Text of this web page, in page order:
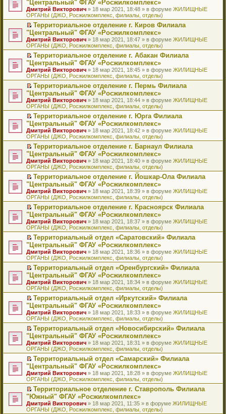
и
ю
щ
е
н
и
ю
у
с
о
о
б
щ
е
н
и
ю
н
н
о
м
с
о
о
б
щ
е
н
и
ю
и
т
а
н
н
о
м
у
с
о
о
б
щ
е
н
и
ю
е
п
р
о
ч
и
т
а
н
н
о
м
у
с
о
о
б
щ
е
н
и
ю
в
о
м
у
н
е
п
р
о
ч
и
т
а
н
н
о
м
у
с
о
о
б
щ
е
н
и
ю
и
к
п
е
р
в
о
м
у
н
е
п
р
о
ч
и
т
а
н
н
о
м
у
с
о
о
б
щ
е
н
и
ю
е
р
е
й
т
и
к
п
е
р
в
о
м
у
н
е
п
р
о
ч
и
т
а
н
н
о
м
у
с
о
о
б
щ
е
н
и
ю
"Центральный" ФГАУ «Росжилкомплекс»
Дмитрий Викторович » 18 мар 2021, 18:48 » в форуме ЖИЛИЩНЫЕ
ОРГАНЫ (ДЖО, Росжилкомплекс, филиалы, отделы)
П
е
р
е
й
т
и
к
п
е
р
в
о
м
у
н
е
п
р
о
ч
и
т
а
н
н
о
м
у
с
о
о
б
щ
е
н
и
ю
Территориальное отделение г. Киров Филиала
"Центральный" ФГАУ «Росжилкомплекс»
Дмитрий Викторович » 18 мар 2021, 18:47 » в форуме ЖИЛИЩНЫЕ
ОРГАНЫ (ДЖО, Росжилкомплекс, филиалы, отделы)
П
е
р
е
й
т
и
к
п
е
р
в
о
м
у
н
е
п
р
о
ч
и
т
а
н
н
о
м
у
с
о
о
б
щ
е
н
и
ю
Территориальное отделение г. Абакан Филиала
"Центральный" ФГАУ «Росжилкомплекс»
Дмитрий Викторович » 18 мар 2021, 18:45 » в форуме ЖИЛИЩНЫЕ
ОРГАНЫ (ДЖО, Росжилкомплекс, филиалы, отделы)
П
е
р
е
й
т
и
к
п
е
р
в
о
м
у
н
е
п
р
о
ч
и
т
а
н
н
о
м
у
с
о
о
б
щ
е
н
и
ю
Территориальное отделение г. Пермь Филиала
"Центральный" ФГАУ «Росжилкомплекс»
Дмитрий Викторович » 18 мар 2021, 18:44 » в форуме ЖИЛИЩНЫЕ
ОРГАНЫ (ДЖО, Росжилкомплекс, филиалы, отделы)
П
е
р
е
й
т
и
к
п
е
р
в
о
м
у
н
е
п
р
о
ч
и
т
а
н
н
о
м
у
с
о
о
б
щ
е
н
и
ю
Территориальное отделение г. Юрга Филиала
"Центральный" ФГАУ «Росжилкомплекс»
Дмитрий Викторович » 18 мар 2021, 18:42 » в форуме ЖИЛИЩНЫЕ
ОРГАНЫ (ДЖО, Росжилкомплекс, филиалы, отделы)
П
е
р
е
й
т
и
к
п
е
р
в
о
м
у
н
е
п
р
о
ч
и
т
а
н
н
о
м
у
с
о
о
б
щ
е
н
и
ю
Территориальное отделение г. Барнаул Филиала
"Центральный" ФГАУ «Росжилкомплекс»
Дмитрий Викторович » 18 мар 2021, 18:40 » в форуме ЖИЛИЩНЫЕ
ОРГАНЫ (ДЖО, Росжилкомплекс, филиалы, отделы)
П
е
р
е
й
т
и
к
п
е
р
в
о
м
у
н
е
п
р
о
ч
и
т
а
н
н
о
м
у
с
о
о
б
щ
е
н
и
ю
Территориальное отделение г. Йошкар-Ола Филиала
"Центральный" ФГАУ «Росжилкомплекс»
Дмитрий Викторович » 18 мар 2021, 18:39 » в форуме ЖИЛИЩНЫЕ
ОРГАНЫ (ДЖО, Росжилкомплекс, филиалы, отделы)
П
е
р
е
й
т
и
к
п
е
р
в
о
м
у
н
е
п
р
о
ч
и
т
а
н
н
о
м
у
с
о
о
б
щ
Территориальное отделение г. Красноярск Филиала
"Центральный" ФГАУ «Росжилкомплекс»
Дмитрий Викторович » 18 мар 2021, 18:37 » в форуме ЖИЛИЩНЫЕ
ОРГАНЫ (ДЖО, Росжилкомплекс, филиалы, отделы)
П
е
р
е
й
т
и
к
п
е
р
в
о
м
у
н
е
п
р
о
ч
и
т
а
н
н
о
м
у
Территориальный отдел «Саратовский» Филиала
"Центральный" ФГАУ «Росжилкомплекс»
Дмитрий Викторович » 18 мар 2021, 18:36 » в форуме ЖИЛИЩНЫЕ
ОРГАНЫ (ДЖО, Росжилкомплекс, филиалы, отделы)
П
е
р
е
й
т
и
к
п
е
р
в
о
м
у
н
е
п
р
о
ч
и
т
а
Территориальный отдел «Оренбургский» Филиала
"Центральный" ФГАУ «Росжилкомплекс»
Дмитрий Викторович » 18 мар 2021, 18:34 » в форуме ЖИЛИЩНЫЕ
ОРГАНЫ (ДЖО, Росжилкомплекс, филиалы, отделы)
П
е
р
е
й
т
и
к
п
е
р
в
о
м
у
н
е
п
р
Территориальный отдел «Иркутский» Филиала
"Центральный" ФГАУ «Росжилкомплекс»
Дмитрий Викторович » 18 мар 2021, 18:33 » в форуме ЖИЛИЩНЫЕ
ОРГАНЫ (ДЖО, Росжилкомплекс, филиалы, отделы)
П
е
р
е
й
т
и
к
п
е
р
в
о
м
Территориальный отдел «Новосибирский» Филиала
"Центральный" ФГАУ «Росжилкомплекс»
Дмитрий Викторович » 18 мар 2021, 18:31 » в форуме ЖИЛИЩНЫЕ
ОРГАНЫ (ДЖО, Росжилкомплекс, филиалы, отделы)
П
е
р
е
й
т
и
к
п
Территориальный отдел «Самарский» Филиала
"Центральный" ФГАУ «Росжилкомплекс»
Дмитрий Викторович » 18 мар 2021, 18:28 » в форуме ЖИЛИЩНЫЕ
ОРГАНЫ (ДЖО, Росжилкомплекс, филиалы, отделы)
П
е
р
е
Территориальное отделение г. Ставрополь Филиала
"Южный" ФГАУ «Росжилкомплекс»
Дмитрий Викторович » 18 мар 2021, 11:35 » в форуме ЖИЛИЩНЫЕ
ОРГАНЫ (ДЖО, Росжилкомплекс, филиалы, отделы)